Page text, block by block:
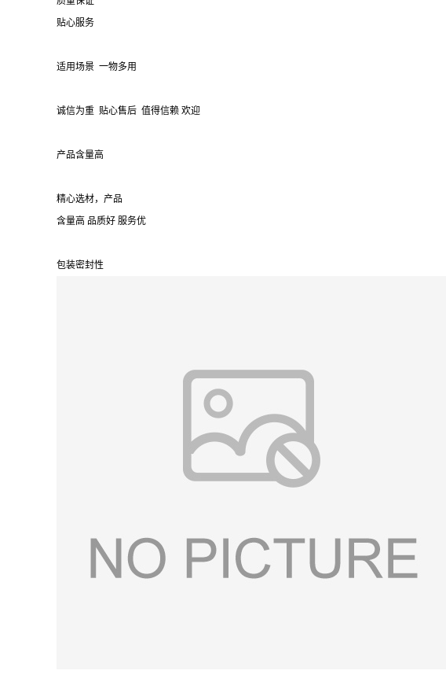
贴心服务
适用场景 一物多用
诚信为重 贴心售后 值得信赖 欢迎
产品含量高
精心选材，产品
含量高 品质好 服务优
包装密封性